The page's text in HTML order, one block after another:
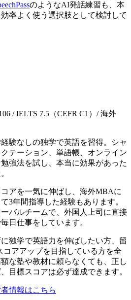
のようなAI発話練習も、本
率よく使う選択肢として検討して
/ IELTS 7.5（CEFR C1）/ 海外
験なしの独学で英語を習得。シャ
テーション、単語帳、オンライン
強法を試し、本当に効果があった
アを一気に伸ばし、海外MBAに
3年間指導した経験もあります。
バルチームで、外国人上司に直接
日仕事をしています。
独学で英語力を伸ばしたい方、留
アアップを目指している方を全
な塾や教材に頼らなくても、正し
目標スコアは必ず達成できます。
情報はこちら